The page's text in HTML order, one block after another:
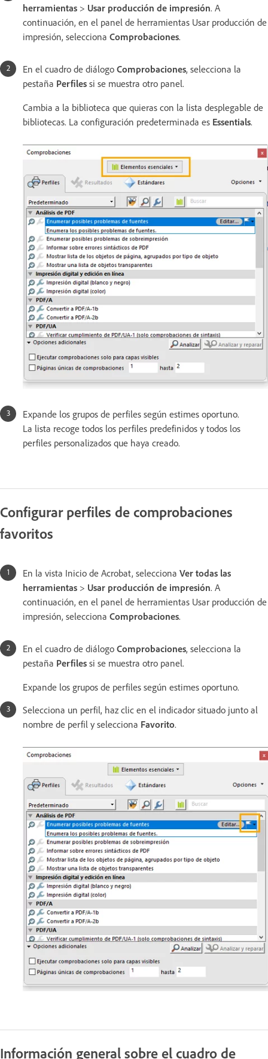
herramientas > Usar producción de impresión. A
continuación, en el panel de herramientas Usar producción de
impresión, selecciona Comprobaciones.
En el cuadro de diálogo Comprobaciones, selecciona la
pestaña Perfiles si se muestra otro panel.
Cambia a la biblioteca que quieras con la lista desplegable de
bibliotecas. La configuración predeterminada es Essentials.
Expande los grupos de perfiles según estimes oportuno.
La lista recoge todos los perfiles predefinidos y todos los
perfiles personalizados que haya creado.
Configurar perfiles de comprobaciones
favoritos
En la vista Inicio de Acrobat, selecciona Ver todas las
herramientas > Usar producción de impresión. A
continuación, en el panel de herramientas Usar producción de
impresión, selecciona Comprobaciones.
En el cuadro de diálogo Comprobaciones, selecciona la
pestaña Perfiles si se muestra otro panel.
Expande los grupos de perfiles según estimes oportuno.
Selecciona un perfil, haz clic en el indicador situado junto al
nombre de perfil y selecciona Favorito.
Información general sobre el cuadro de